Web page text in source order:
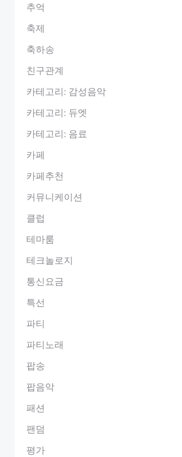
추억
축제
축하송
친구관계
카테고리: 감성음악
카테고리: 듀엣
카테고리: 음료
카페
카페추천
커뮤니케이션
클럽
테마룸
테크놀로지
통신요금
특선
파티
파티노래
팝송
팝음악
패션
팬덤
평가